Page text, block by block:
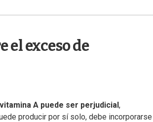
exceso de
A puede ser perjudicial ,
producir por sí solo, debe incorporarse